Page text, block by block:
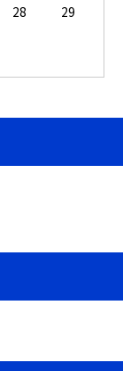
28
29